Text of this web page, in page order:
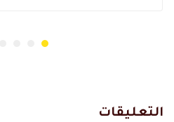
التعليقات